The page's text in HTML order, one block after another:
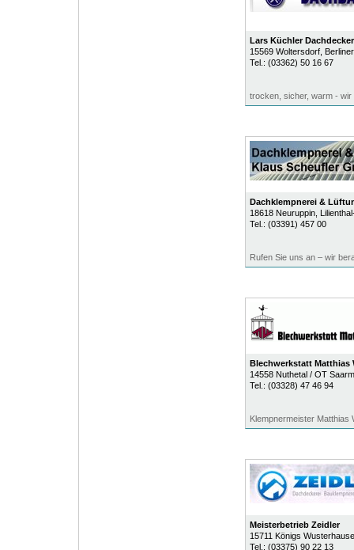
Lars Küchler
15569 Woltersdorf,
Tel.: (03362) 50 16 67
trocken, sicher, warm - wir
Dachklempnerei &
18618 Neuruppin,
Tel.: (03391) 457 00
Rufen Sie uns an – wir
Blechwerkstatt Matthias
14558 Nuthetal / OT
Tel.: (03328) 47 46 94
Klempnermeister Matthias
Meisterbetrieb Zeidler
15711 Königs
Tel.: (03375) 90 22 13